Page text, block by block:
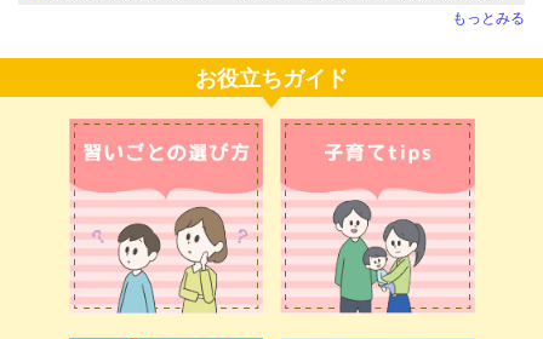
もっとみる
お役立ちガイド